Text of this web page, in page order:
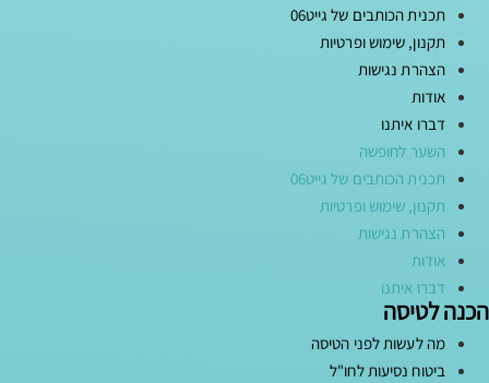
תכנית הכותבים של גייט06
תקנון, שימוש ופרטיות
הצהרת נגישות
אודות
דברו איתנו
השער לחופשה
תכנית הכותבים של גייט06
תקנון, שימוש ופרטיות
הצהרת נגישות
אודות
דברו איתנו
הכנה לטיסה
מה לעשות לפני הטיסה
ביטוח נסיעות לחו"ל